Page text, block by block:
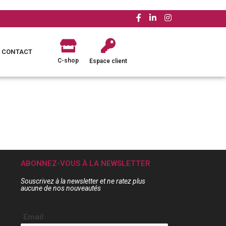
CONTACT
C-shop Espace client
ABONNEZ-VOUS À LA NEWSLETTER
Souscrivez à la newsletter et ne ratez plus
aucune de nos nouveautés
Email